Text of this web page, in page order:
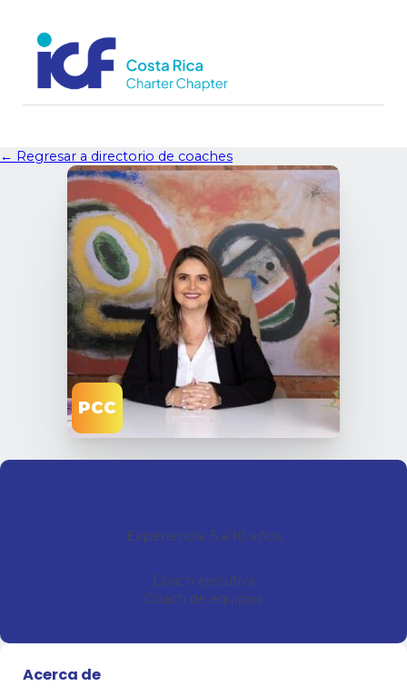
← Regresar a directorio de coaches
PCC
Experiencia: 5 a 10 años
Coach ejecutiva
Coach de equipos
Acerca de